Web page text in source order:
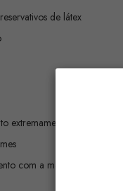
de látex
extremamente durável
com a marca CE